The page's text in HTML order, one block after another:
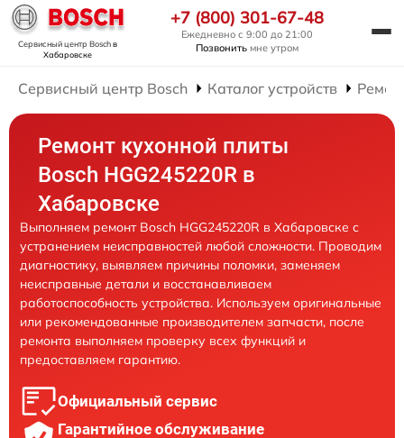
Сервисный центр Boschв
Хабаровске
+7 (800) 301-67-48
Ежедневно с 9:00 до 21:00
Позвонить мне утром
Сервисный центр Bosch Каталог устройств
Ремонт кухонной плиты
Bosch HGG245220R в
Хабаровске
Выполняем ремонт Bosch HGG245220R в Хабаровске с
устранением неисправностей любой сложности. Проводим
диагностику, выявляем причины поломки, заменяем
неисправные детали и восстанавливаем
работоспособность устройства. Используем оригинальные
или рекомендованные производителем запчасти, после
ремонта выполняем проверку всех функций и
предоставляем гарантию.
Официальный сервис
Гарантийное обслуживание